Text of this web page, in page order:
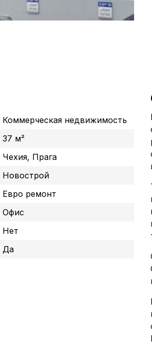
Коммерческая недвижимость
37 м²
Чехия, Прага
Новострой
Евро ремонт
Офис
Нет
Да